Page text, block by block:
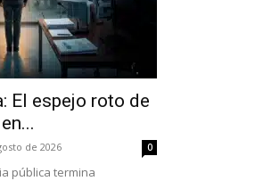
El espejo roto de
de 2026 0
pública termina